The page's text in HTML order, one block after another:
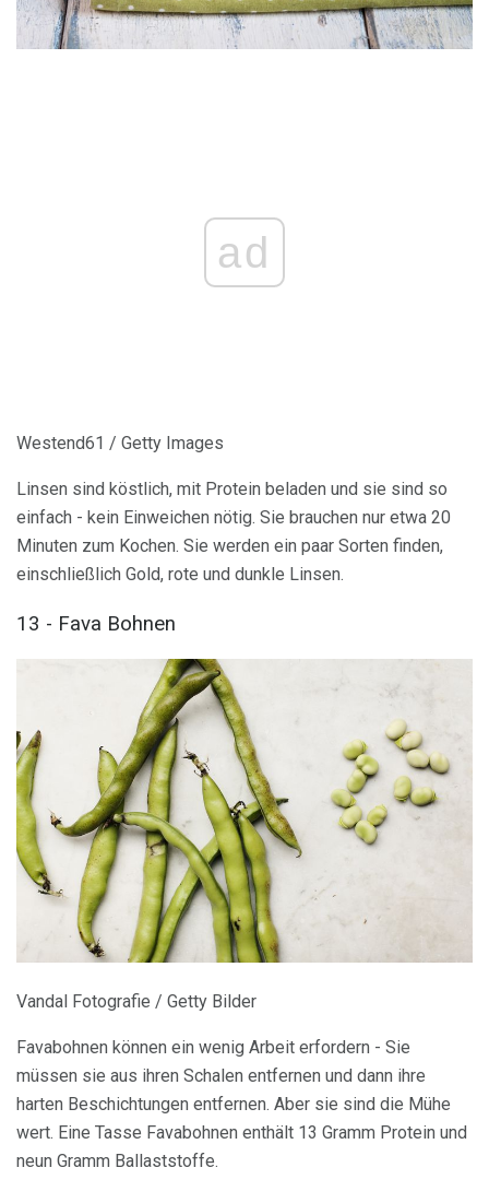
ad
Westend61 / Getty Images
Linsen sind köstlich, mit Protein beladen und sie sind so
einfach - kein Einweichen nötig. Sie brauchen nur etwa 20
Minuten zum Kochen. Sie werden ein paar Sorten finden,
einschließlich Gold, rote und dunkle Linsen.
13 - Fava Bohnen
Vandal Fotografie / Getty Bilder
Favabohnen können ein wenig Arbeit erfordern - Sie
müssen sie aus ihren Schalen entfernen und dann ihre
harten Beschichtungen entfernen. Aber sie sind die Mühe
wert. Eine Tasse Favabohnen enthält 13 Gramm Protein und
neun Gramm Ballaststoffe.